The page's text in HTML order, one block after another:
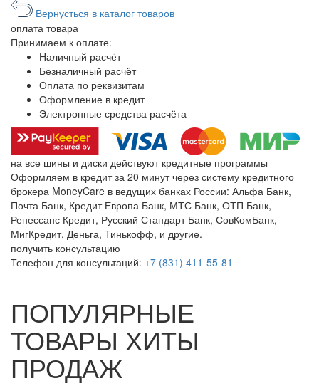
Вернусться в каталог товаров
оплата товара
Принимаем к оплате:
Наличный расчёт
Безналичный расчёт
Оплата по реквизитам
Оформление в кредит
Электронные средства расчёта
на все шины и диски действуют кредитные программы
Оформляем в кредит за 20 минут через систему кредитного
брокера MoneyCare в ведущих банках России: Альфа Банк,
Почта Банк, Кредит Европа Банк, МТС Банк, ОТП Банк,
Ренессанс Кредит, Русский Стандарт Банк, СовКомБанк,
МигКредит, Деньга, Тинькофф, и другие.
получить консультацию
Телефон для консультаций: +7 (831) 411-55-81
ПОПУЛЯРНЫЕ
ТОВАРЫ ХИТЫ
ПРОДАЖ